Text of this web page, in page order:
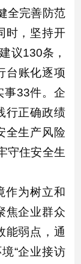
全完善防范
时，坚持开
议130条，
台账化逐项
事33件。企
行正确政绩
全生产风险
守住安全生
作为树立和
焦企业群众
能弱点，通
“企业接访